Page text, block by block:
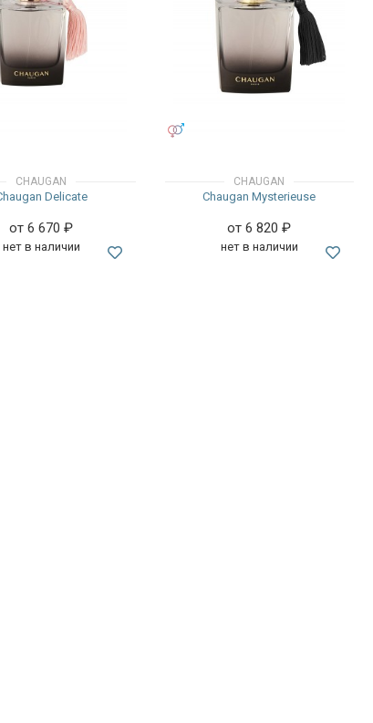
CHAUGAN
Delicate
от 6 670₽
нет в наличии
CHAUGAN
Chaugan Mysterieuse
от 6 820₽
нет в наличии